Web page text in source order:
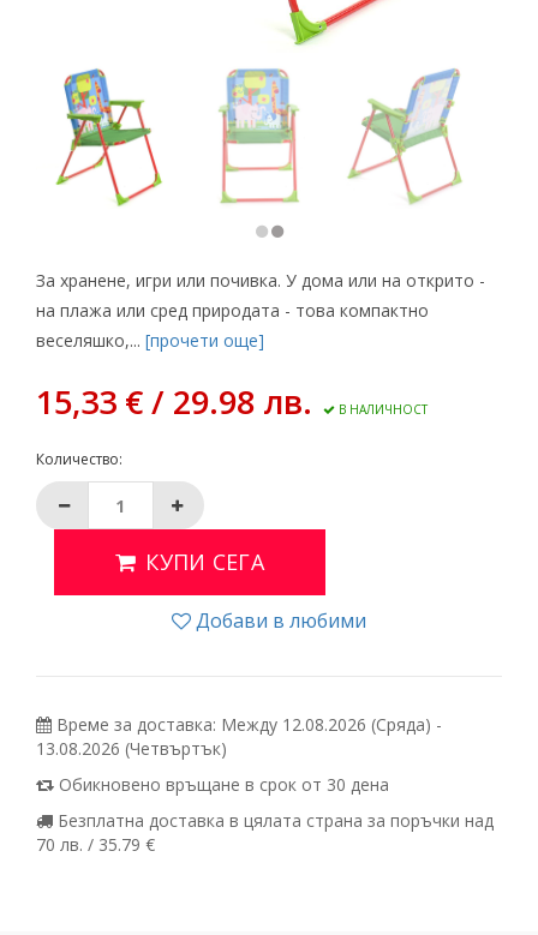
За хранене, игри или почивка. У дома или на открито -
на плажа или сред природата - това компактно
веселяшко,... [прочети още]
15,33 € / 29.98 лв. В НАЛИЧНОСТ
Количество:
КУПИ СЕГА
Добави в любими
Време за доставка: Между 12.08.2026 (Сряда) -
13.08.2026 (Четвъртък)
Обикновено връщане в срок от 30 дена
Безплатна доставка в цялата страна за поръчки над
70 лв. / 35.79 €